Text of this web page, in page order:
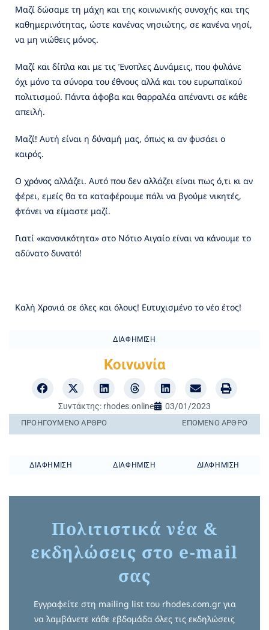
Μαζί δώσαμε τη μάχη και της κοινωνικής συνοχής και της
καθημερινότητας, ώστε κανένας νησιώτης, σε κανένα νησί,
να μη νιώθεις μόνος.
Μαζί και δίπλα και με τις Ένοπλες Δυνάμεις, που φυλάνε
όχι μόνο τα σύνορα του έθνους αλλά και του ευρωπαϊκού
πολιτισμού. Πάντα άφοβα και θαρραλέα απέναντι σε κάθε
απειλή.
Μαζί! Αυτή είναι η δύναμή μας, όπως κι αν φυσάει ο
καιρός.
Ο χρόνος αλλάζει. Αυτό που δεν αλλάζει είναι πως ό,τι κι αν
φέρει, εμείς θα τα καταφέρουμε πάλι να βγούμε νικητές,
φτάνει να είμαστε μαζί.
Γιατί «κανονικότητα» στο Νότιο Αιγαίο είναι να κάνουμε το
αδύνατο δυνατό!
Καλή Χρονιά σε όλες και όλους! Ευτυχισμένο το νέο έτος!
ΔΙΑΦΉΜΙΣΗ
Κοινωνία
Συντάκτης: rhodes.online 03/01/2023
ΠΡΟΗΓΟΎΜΕΝO ΆΡΘΡΟ ΕΠΌΜΕΝΟ ΆΡΘΡΟ
ΔΙΑΦΉΜΙΣΗ ΔΙΑΦΉΜΙΣΗ ΔΙΑΦΉΜΙΣΗ
Πολιτιστικά νέα &
εκδηλώσεις στο e-mail
σας
Εγγραφείτε στη mailing list του rhodes.com.gr για
να λαμβάνετε κάθε εβδομάδα όλες τις εκδηλώσεις